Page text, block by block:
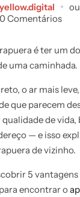
0 Comentários
é ter um
uma caminhada.
o ar mais
que parecem
de
— e isso
de vizinho.
5
encontrar o